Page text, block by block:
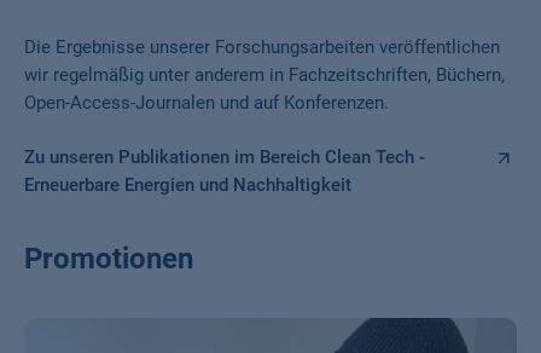
Die Ergebnisse unserer Forschungsarbeiten veröffentlichen
wir regelmäßig unter anderem in Fachzeitschriften, Büchern,
Open-Access-Journalen und auf Konferenzen.
Zu unseren Publikationen im Bereich Clean Tech -
Erneuerbare Energien und Nachhaltigkeit
Promotionen